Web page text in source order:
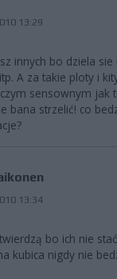
13:29
innych bo dziela
A za takie ploty i
sensownym jak
bana strzelić! co
13:34
bo ich nie
kubica nigdy nie